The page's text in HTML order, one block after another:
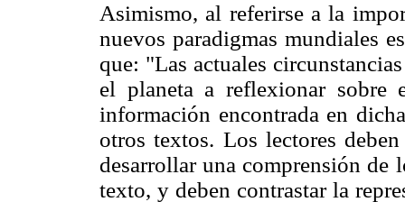
Asimismo, al referirse a la
nuevos paradigmas mundiales
que: "Las actuales
el planeta a reflexionar sobre
información encontrada en
otros textos. Los lectores
desarrollar una comprensión de
texto, y deben contrastar la